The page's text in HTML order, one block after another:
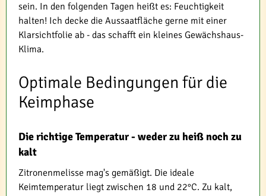
sein. In den folgenden Tagen heißt es: Feuchtigkeit
halten! Ich decke die Aussaatfläche gerne mit einer
Klarsichtfolie ab - das schafft ein kleines Gewächshaus-
Klima.
Optimale Bedingungen für die
Keimphase
Die richtige Temperatur - weder zu heiß noch zu
kalt
Zitronenmelisse mag's gemäßigt. Die ideale
Keimtemperatur liegt zwischen 18 und 22°C. Zu kalt,